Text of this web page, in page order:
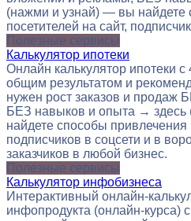
(нажми и узнай) — вы найдете
посетителей на сайт,
Полезные сервисы
Калькулятор ипотеки
Онлайн калькулятор ипотеки с
общим результатом и
нужен рост заказов и продаж
БЕЗ навыков и опыта →
найдете способы привлечения
подписчиков в соцсети и в
заказчиков в любой бизнес.
Полезные сервисы
Калькулятор инфобизнеса
Интерактивный онлайн-
инфопродукта (онлайн-курса)